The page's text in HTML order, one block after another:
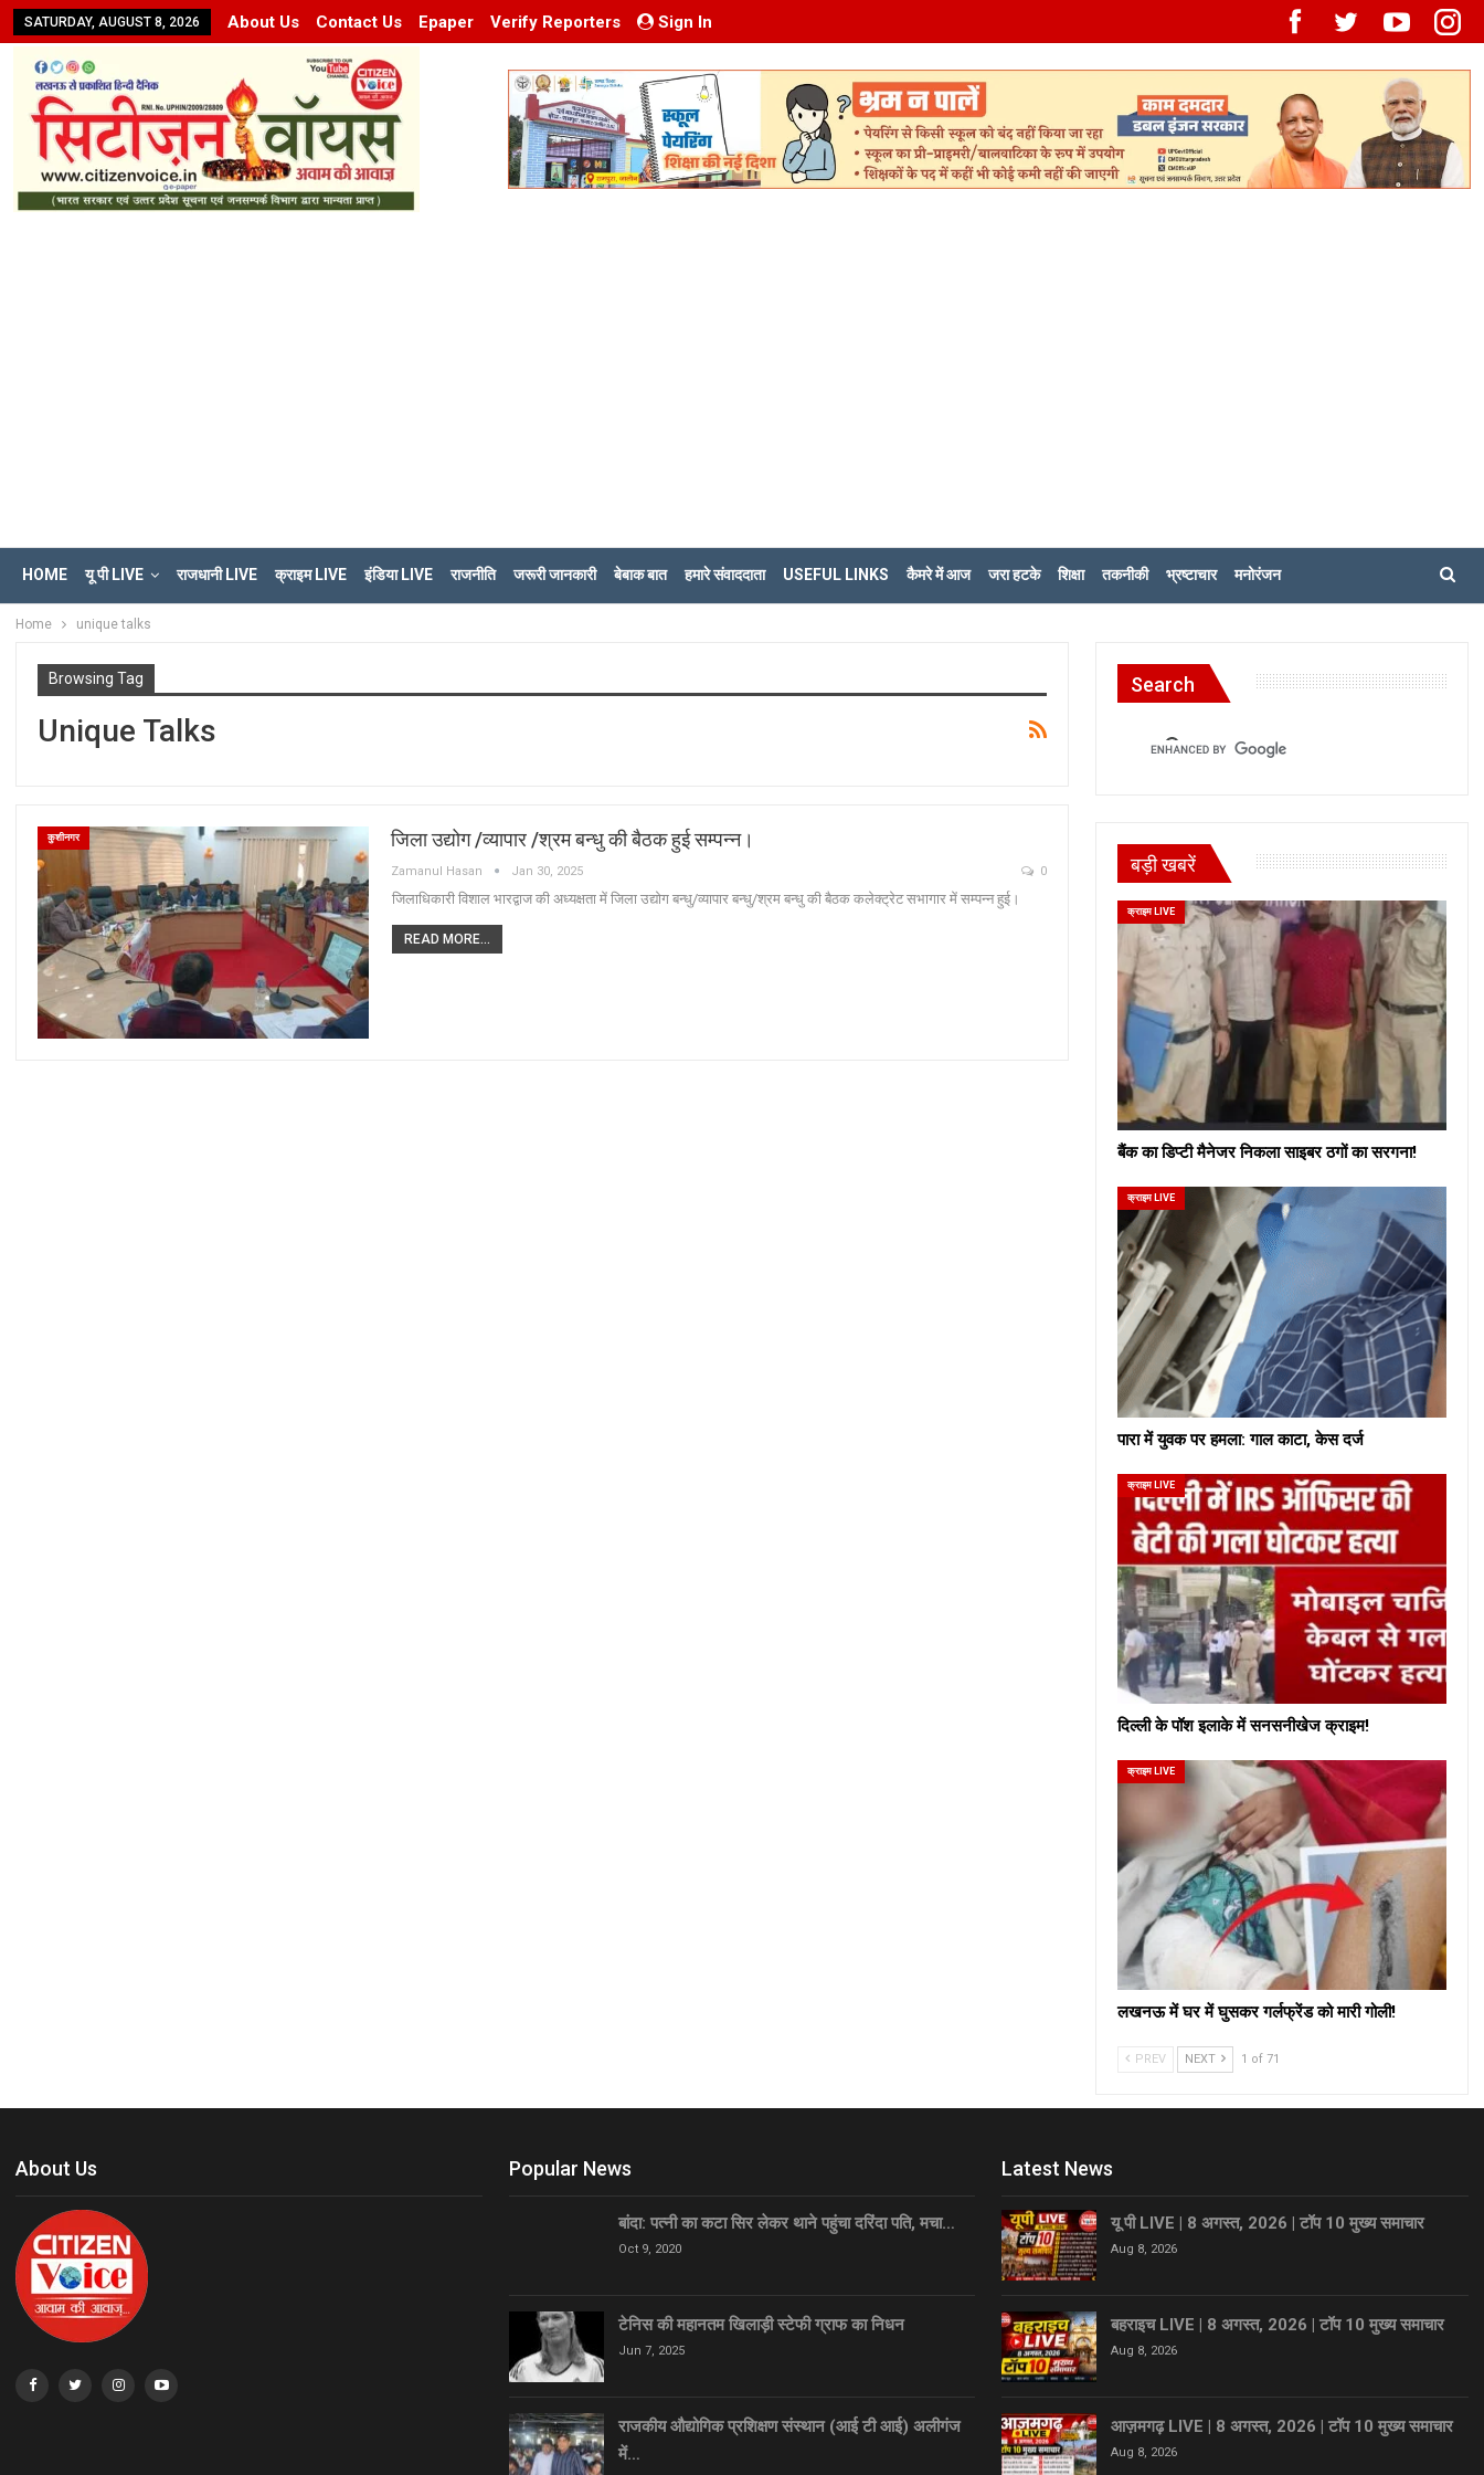
SATURDAY, AUGUST 8, 2026 About Us Contact Us Epaper Verify Reporters Sign In
HOME यू पी LIVE राजधानी LIVE क्राइम LIVE इंडिया LIVE राजनीति जरूरी जानकारी बेबाक बात हमारे संवाददाता USEFUL LINKS कैमरे में आज जरा हटके शिक्षा तकनीकी भ्रष्टाचार मनोरंजन
Home unique talks
Browsing Tag
Unique Talks
कुशीनगर जिला उद्योग /व्यापार /श्रम बन्धु की बैठक हुई सम्पन्न।
Zamanul Hasan Jan 30, 2025 0
जिलाधिकारी विशाल भारद्वाज की अध्यक्षता में जिला उद्योग बन्धु/व्यापार बन्धु/श्रम बन्धु की बैठक कलेक्ट्रेट सभागार में सम्पन्न हुई।
READ MORE...
Search
बड़ी खबरें
क्राइम LIVE
बैंक का डिप्टी मैनेजर निकला साइबर ठगों का सरगना!
क्राइम LIVE
पारा में युवक पर हमला: गाल काटा, केस दर्ज
क्राइम LIVE
दिल्ली के पॉश इलाके में सनसनीखेज क्राइम!
क्राइम LIVE
लखनऊ में घर में घुसकर गर्लफ्रेंड को मारी गोली!
PREV NEXT 1 of 71
About Us Popular News
बांदा: पत्नी का कटा सिर लेकर थाने पहुंचा दरिंदा पति, मचा…
Oct 9, 2020
टेनिस की महानतम खिलाड़ी स्टेफी ग्राफ का निधन
Jun 7, 2025
राजकीय औद्योगिक प्रशिक्षण संस्थान (आई टी आई) अलीगंज
में…
Latest News
यू पी LIVE | 8 अगस्त, 2026 | टॉप 10 मुख्य समाचार
Aug 8, 2026
बहराइच LIVE | 8 अगस्त, 2026 | टॉप 10 मुख्य समाचार
Aug 8, 2026
आज़मगढ़ LIVE | 8 अगस्त, 2026 | टॉप 10 मुख्य समाचार
Aug 8, 2026